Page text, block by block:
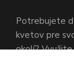
Potrebujete
kvetov pre
okolí?